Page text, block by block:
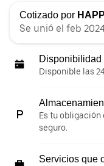
Cotizado por
Se unió el feb
Disponible las
Es tu
seguro.
Servicios que